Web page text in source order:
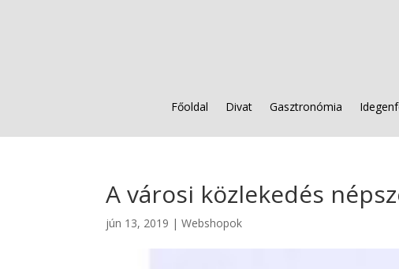
Főoldal Divat Gasztronómia
A városi közlekedés
jún 13, 2019 |Webshopok